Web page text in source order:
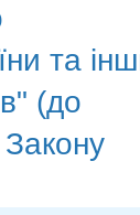
та
(до
Закону